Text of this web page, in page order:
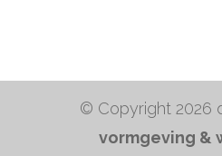
© Copyright 2026
vormgeving &